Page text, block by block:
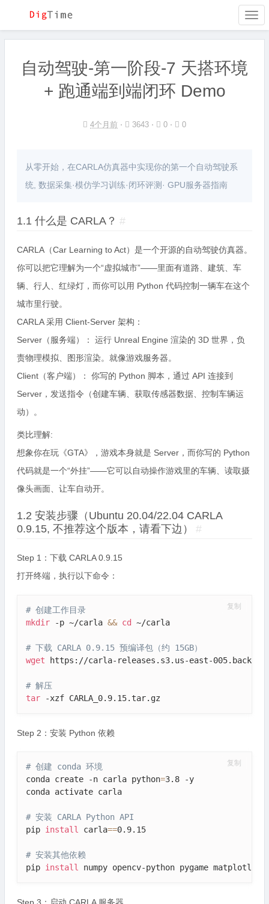
自动驾驶-第一阶段-7 天搭环境
+ 跑通端到端闭环 Demo
4个月前 ⋅ 3643 ⋅ 0 ⋅ 0
从零开始，在CARLA仿真器中实现你的第一个自动驾驶系
统, 数据采集·模仿学习训练·闭环评测· GPU服务器指南
1.1 什么是 CARLA？ #
CARLA（Car Learning to Act）是一个开源的自动驾驶仿真器。
你可以把它理解为一个“虚拟城市”——里面有道路、建筑、车
辆、行人、红绿灯，而你可以用 Python 代码控制一辆车在这个
城市里行驶。
CARLA 采用 Client-Server 架构：
Server（服务端）： 运行 Unreal Engine 渲染的 3D 世界，负
责物理模拟、图形渲染。就像游戏服务器。
Client（客户端）： 你写的 Python 脚本，通过 API 连接到
Server，发送指令（创建车辆、获取传感器数据、控制车辆运
动）。
类比理解:
想象你在玩《GTA》，游戏本身就是 Server，而你写的 Python
代码就是一个“外挂”——它可以自动操作游戏里的车辆、读取摄
像头画面、让车自动开。
1.2 安装步骤（Ubuntu 20.04/22.04 CARLA
0.9.15, 不推荐这个版本，请看下边）
#
Step 1：下载 CARLA 0.9.15
打开终端，执行以下命令：
# 创建工作目录
mkdir -p ~/carla && cd ~/carla
# 下载 CARLA 0.9.15 预编译包（约 15GB）
wget https://carla-releases.s3.us-east-
# 解压
tar -xzf CARLA_0.9.15.tar.gz
复制
Step 2：安装 Python 依赖
# 创建 conda 环境
conda create -n carla python=3.8 -y
conda activate carla
# 安装 CARLA Python API
pip install carla==0.9.15
# 安装其他依赖
pip install numpy opencv-python pygame matplotlib
复制